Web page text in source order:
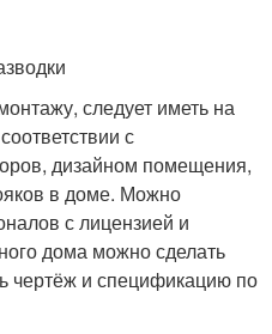
следует иметь на
с
дизайном помещения,
в доме. Можно
с лицензией и
дома можно сделать
чертёж и спецификацию по